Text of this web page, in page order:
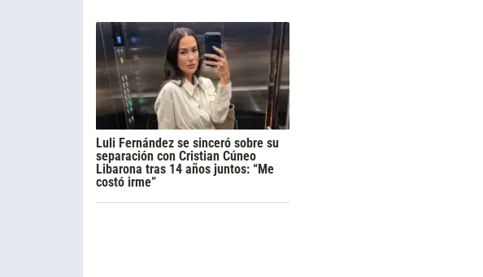
Luli Fernández se sinceró sobre su
separación con Cristian Cúneo
Libarona tras 14 años juntos: “Me
costó irme”